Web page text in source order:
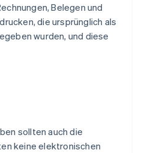
Belegen und
die ursprünglich als
wurden, und diese
sollten auch die
keine elektronischen